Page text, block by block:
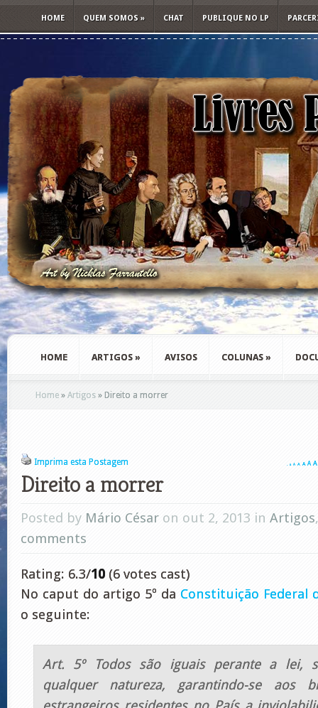
HOME QUEM SOMOS » CHAT PUBLIQUE NO LP
HOME ARTIGOS » AVISOS COLUNAS »
Home » Artigos » Direito a morrer
Imprima esta Postagem A A A A A A A
Direito a morrer
Posted by Mário César on out 2, 2013 in Artigos
comments
Rating: 6.3/10 (6 votes cast)
No caput do artigo 5º da Constituição Federal
o seguinte:
Art. 5º Todos são iguais perante a lei,
qualquer natureza, garantindo-se aos